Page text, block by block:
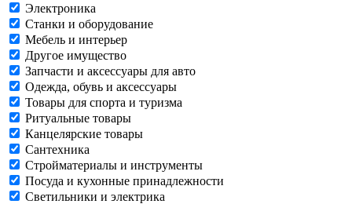
Электроника
Станки и оборудование
Мебель и интерьер
Другое имущество
Запчасти и аксессуары для авто
Одежда, обувь и аксессуары
Товары для спорта и туризма
Ритуальные товары
Канцелярские товары
Сантехника
Стройматериалы и инструменты
Посуда и кухонные принадлежности
Светильники и электрика